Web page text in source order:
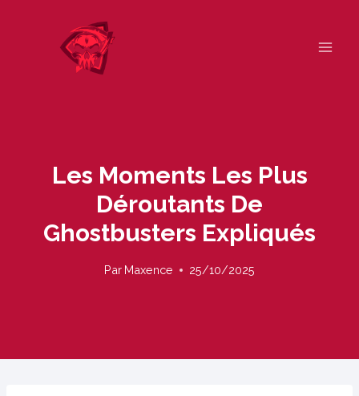
Les Moments Les Plus
Déroutants De
Ghostbusters Expliqués
Par Maxence 25/10/2025